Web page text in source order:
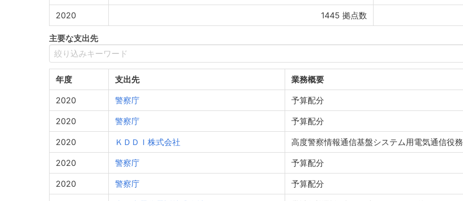
2020 1445 拠点数
主要な支出先
年度 支出先 業務概要
2020 警察庁 予算配分
2020 警察庁 予算配分
2020 ＫＤＤＩ株式会社 高度警察情報通信基盤システム用電気通信役務
2020 警察庁 予算配分
2020 警察庁 予算配分